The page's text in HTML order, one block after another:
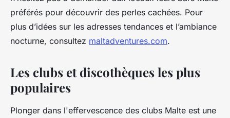
préférés pour découvrir des perles cachées. Pour
plus d’idées sur les adresses tendances et l’ambiance
nocturne, consultez maltadventures.com.
Les clubs et discothèques les plus
populaires
Plonger dans l'effervescence des clubs Malte est une